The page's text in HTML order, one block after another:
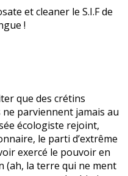
et cleaner le S.I.F de
!
que des crétins
parviennent jamais au
écologiste rejoint,
le parti d’extrême
exercé le pouvoir en
(ah, la terre qui ne ment